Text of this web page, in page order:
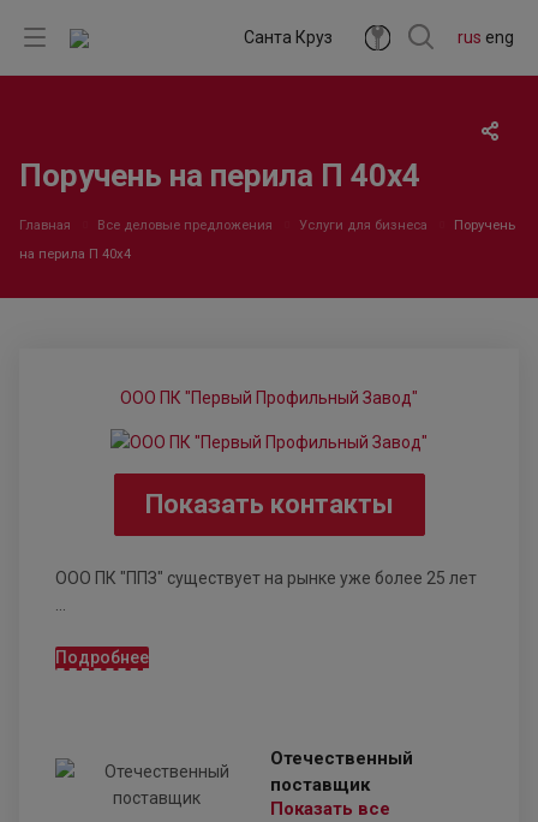
rus eng
Санта Круз
Поручень на перила П 40х4
Главная Все деловые предложения Услуги для бизнеса
Поручень
на перила П 40х4
ООО ПК "Первый Профильный Завод"
Показать контакты
ООО ПК "ППЗ" существует на рынке уже более 25 лет
Подробнее
Отечественный
поставщик
Показать все